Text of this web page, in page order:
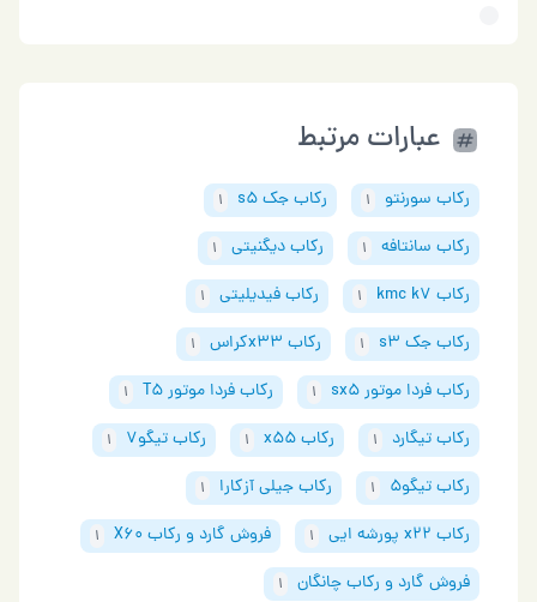
عبارات مرتبط
رکاب سورنتو 1 رکاب جک s5 1
رکاب سانتافه 1 رکاب دیگنیتی 1
رکاب kmc k7 1 رکاب فیدیلیتی 1
رکاب جک s3 1 رکاب x33کراس 1
رکاب فردا موتور sx5 1 رکاب فردا موتور T5 1
رکاب تیگارد 1 رکاب x55 1 رکاب تیگو7 1
رکاب تیگو5 1 رکاب جیلی آزکارا 1
رکاب x22 پورشه ایی 1 فروش گارد و رکاب X60 1
فروش گارد و رکاب چانگان 1